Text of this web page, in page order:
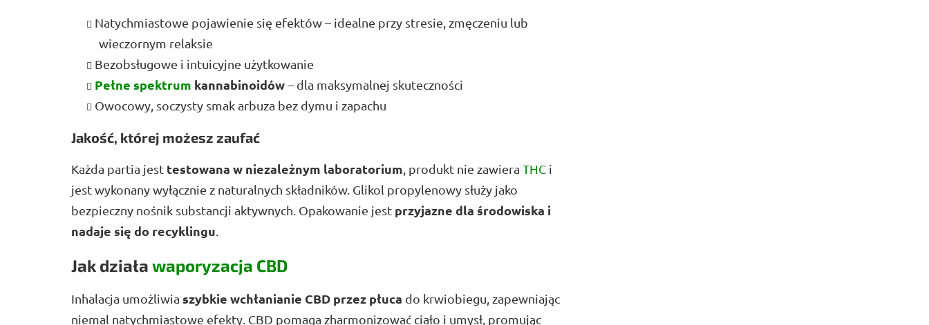
Natychmiastowe pojawienie się efektów – idealne przy stresie, zmęczeniu lub
wieczornym relaksie
Bezobsługowe i intuicyjne użytkowanie
Pełne spektrum kannabinoidów– dla maksymalnej skuteczności
Owocowy, soczysty smak arbuza bez dymu i zapachu
Jakość, której możesz zaufać
Każda partia jest testowana w niezależnym laboratorium , produkt nie zawiera THC i
jest wykonany wyłącznie z naturalnych składników. Glikol propylenowy służy jako
bezpieczny nośnik substancji aktywnych. Opakowanie jest przyjazne dla środowiska i
nadaje się do recyklingu
Jak działa waporyzacja CBD
Inhalacja umożliwia szybkie wchłanianie CBD przez płuca do krwiobiegu, zapewniając
niemal natychmiastowe efekty. CBD pomaga zharmonizować ciało i umysł, promując